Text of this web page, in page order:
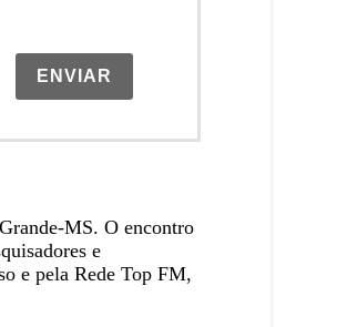
ENVIAR
MS. O encontro
e
e pela Rede Top FM,